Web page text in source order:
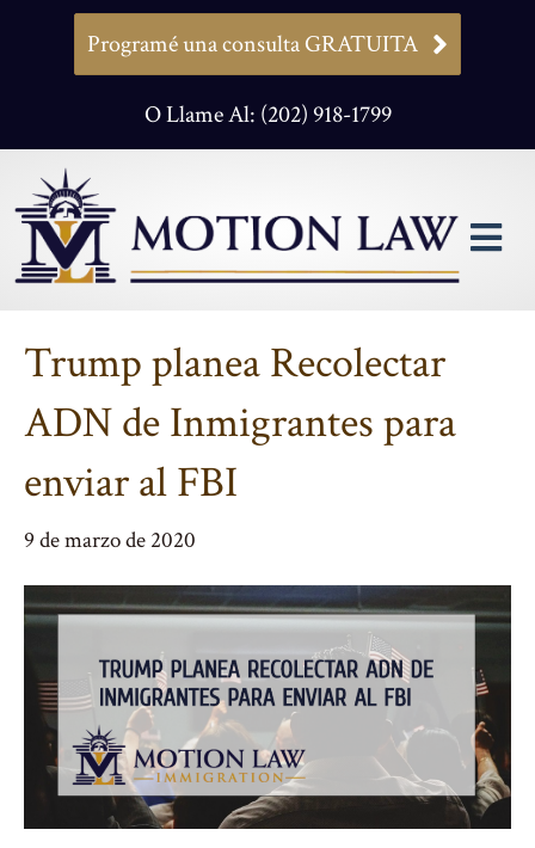
Programé una consulta GRATUITA
O Llame Al: (202) 918-1799
Trump planea Recolectar
ADN de Inmigrantes para
enviar al FBI
9 de marzo de 2020